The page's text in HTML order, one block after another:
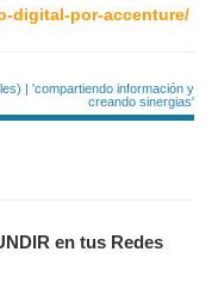
digital-por-accenture/
| 'compartiendo información y
creando sinergias'
en tus Redes